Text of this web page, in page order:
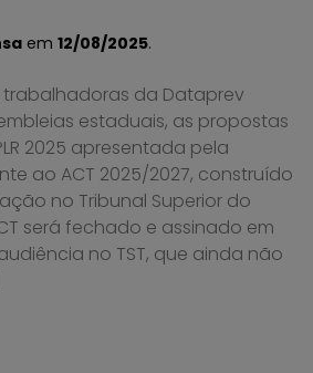
em 12/08/2025.
da Dataprev
estaduais, as propostas
2025 apresentada pela
ao ACT 2025/2027, construído
no Tribunal Superior do
será fechado e assinado em
no TST, que ainda não